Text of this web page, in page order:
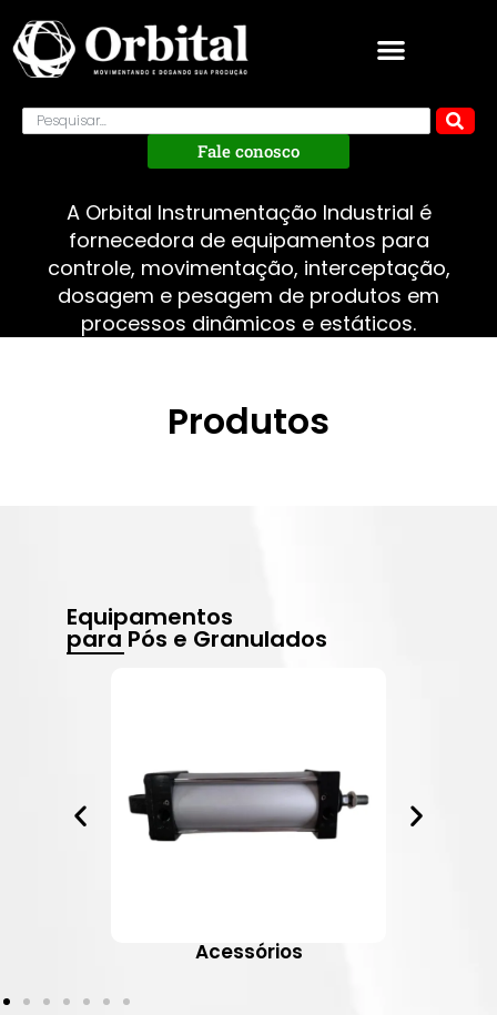
Fale conosco
A Orbital Instrumentação Industrial é
fornecedora de equipamentos para
controle, movimentação, interceptação,
dosagem e pesagem de produtos em
processos dinâmicos e estáticos.
Produtos
Equipamentos
para Pós e Granulados
Acessórios